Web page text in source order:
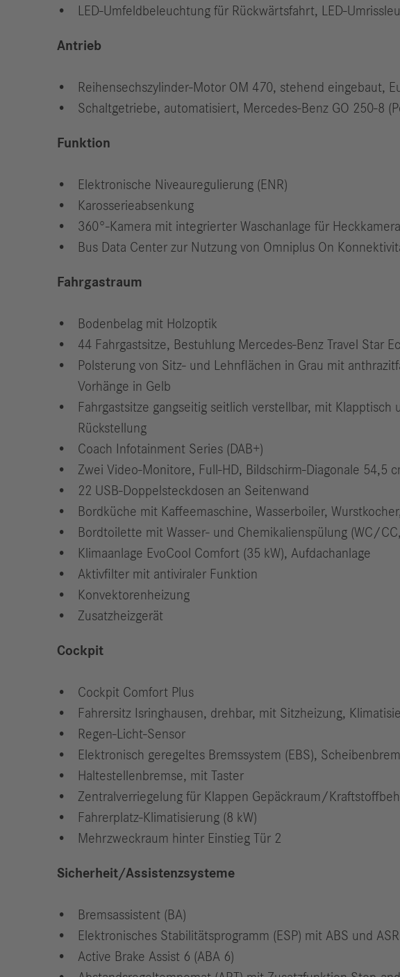
LED-Umfeldbeleuchtung für Rückwärtsfahrt, LED-
Antrieb
Reihensechszylinder-Motor OM 470, stehend eingebaut,
Schaltgetriebe, automatisiert, Mercedes-Benz GO 250-8
Funktion
Elektronische Niveauregulierung (ENR)
Karosserieabsenkung
360°-Kamera mit integrierter Waschanlage für Heckkamera
Bus Data Center zur Nutzung von Omniplus On
Fahrgastraum
Bodenbelag mit Holzoptik
44 Fahrgastsitze, Bestuhlung Mercedes-Benz Travel Star
Polsterung von Sitz- und Lehnflächen in Grau mit
Vorhänge in Gelb
Fahrgastsitze gangseitig seitlich verstellbar, mit
Rückstellung
Coach Infotainment Series (DAB+)
Zwei Video-Monitore, Full-HD, Bildschirm-Diagonale 54,5
22 USB-Doppelsteckdosen an Seitenwand
Bordküche mit Kaffeemaschine, Wasserboiler,
Bordtoilette mit Wasser- und Chemikalienspülung (WC/
Klimaanlage EvoCool Comfort (35 kW), Aufdachanlage
Aktivfilter mit antiviraler Funktion
Konvektorenheizung
Zusatzheizgerät
Cockpit
Cockpit Comfort Plus
Fahrersitz Isringhausen, drehbar, mit Sitzheizung,
Regen-Licht-Sensor
Elektronisch geregeltes Bremssystem (EBS),
Haltestellenbremse, mit Taster
Zentralverriegelung für Klappen Gepäckraum/
Fahrerplatz-Klimatisierung (8 kW)
Mehrzweckraum hinter Einstieg Tür 2
Sicherheit/Assistenzsysteme
Bremsassistent (BA)
Elektronisches Stabilitätsprogramm (ESP) mit ABS und ASR
Active Brake Assist 6 (ABA 6)